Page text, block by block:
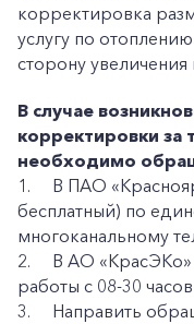
корректировка
услугу по
сторону увеличения
В случае
корректировки за
необходимо
1.
В ПАО
бесплатный) по
многоканальному
2.
В АО «КрасЭКо»
работы с 08-30
3.
Направить